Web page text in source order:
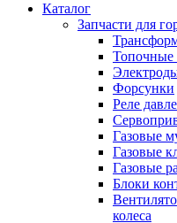
Каталог
Запчасти для
Топочные
Форсунки
Реле
Газовые
Газовые
Газовые
Блоки
колеса